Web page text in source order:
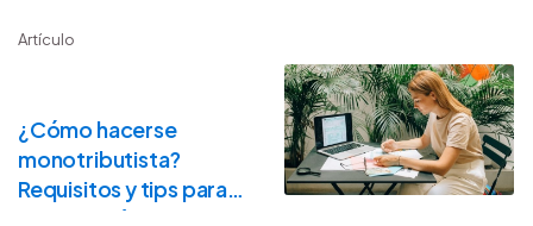
Artículo
¿Cómo hacerse
monotributista?
Requisitos y tips para
hacer el trámite